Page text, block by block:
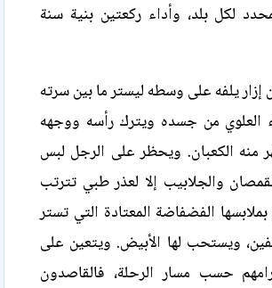
لكل بلد، وأداء ركعتين بنية سنة
يلفه على وسطه ليستر ما بين سرته
العلوي من جسده ويترك رأسه ووجهه
منه الكعبان. ويحظر على الرجل لبس
والجلابيب إلا لعذر طبي تترتب
الفضفاضة المعتادة التي تستر
ويستحب لها الأبيض. ويتعين على
حسب مسار الرحلة، فالقاصدون